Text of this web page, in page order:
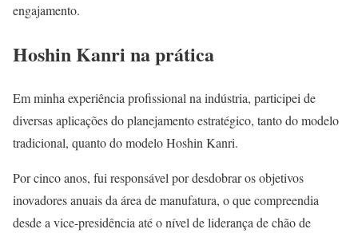
engajamento.
Hoshin Kanri na prática
Em minha experiência profissional na indústria, participei de
diversas aplicações do planejamento estratégico, tanto do modelo
tradicional, quanto do modelo Hoshin Kanri.
Por cinco anos, fui responsável por desdobrar os objetivos
inovadores anuais da área de manufatura, o que compreendia
desde a vice-presidência até o nível de liderança de chão de